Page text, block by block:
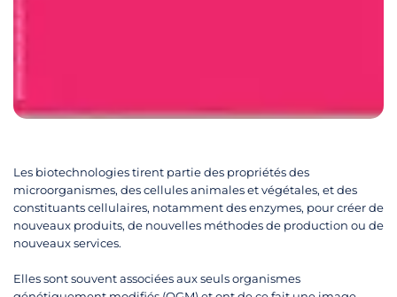
Les biotechnologies tirent partie des propriétés des
microorganismes, des cellules animales et végétales, et des
constituants cellulaires, notamment des enzymes, pour créer de
nouveaux produits, de nouvelles méthodes de production ou de
nouveaux services.
Elles sont souvent associées aux seuls organismes